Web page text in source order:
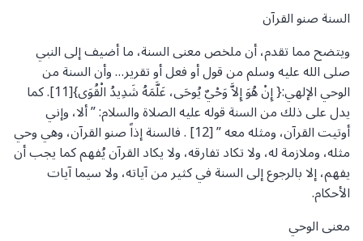
السنة صنو القرآن
ويتضح مما تقدم، أن ملخص معنى السنة، ما أضيف إلى النبي
صلى الله عليه وسلم من قول أو فعل أو تقرير… وأن السنة من
الوحي الإلهي:{ إِنْ هُوَ إِلاَّ وَحْيٌ يُوحَى، عَلَّمَهُ شَدِيدُ الْقُوَى}[11]. كما
يدل على ذلك من السنة قوله عليه الصلاة والسلام: ” ألا، وإني
أوتيت القرآن، ومثله معه ” [12] . فالسنة إذاً صنو القرآن، وهي وحي
مثله، وملازمة له، ولا تكاد تفارقه، ولا يكاد القرآن يُفهم كما يجب أن
يفهم، إلا بالرجوع إلى السنة في كثير من آياته، ولا سيما آيات
الأحكام.
معنى الوحي